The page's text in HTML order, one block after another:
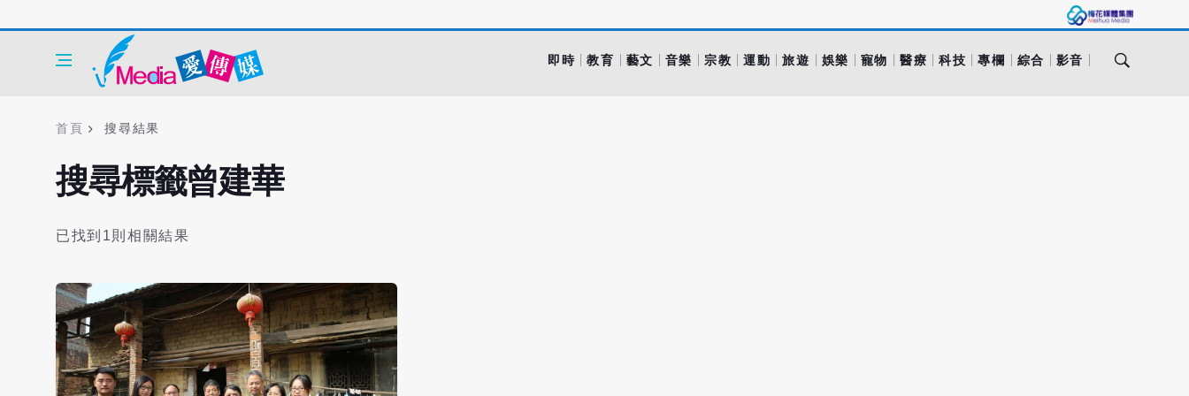
即時 教育 藝文 音樂 宗教 運動 旅遊 娛樂 寵物 醫療 科技 專欄 綜合 影音
首頁 搜尋結果
搜尋標籤曾建華
已找到1則相關結果